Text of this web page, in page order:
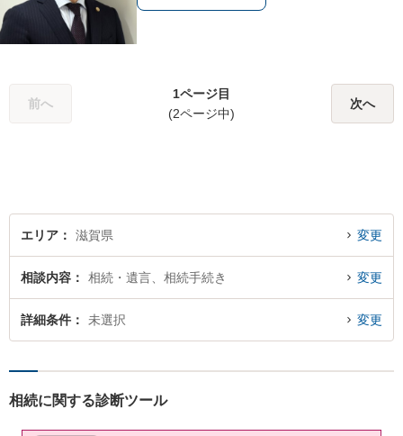
前へ
1ページ目
(2ページ中)
次へ
エリア 滋賀県 変更
相談内容 相続・遺言、相続手続き 変更
詳細条件 未選択 変更
相続に関する診断ツール